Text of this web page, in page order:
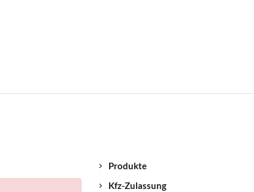
Produkte
Kfz-Zulassung